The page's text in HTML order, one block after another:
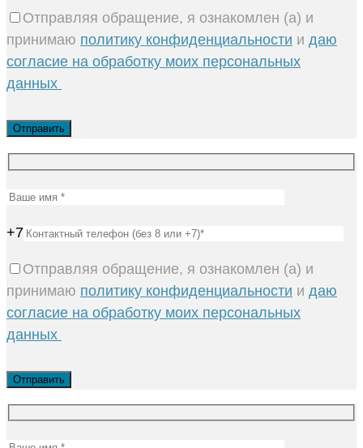
Отправляя обращение, я ознакомлен (а) и
принимаю политику конфиденциальности и даю
согласие на обработку моих персональных
данных
+7
Отправляя обращение, я ознакомлен (а) и
принимаю политику конфиденциальности и даю
согласие на обработку моих персональных
данных